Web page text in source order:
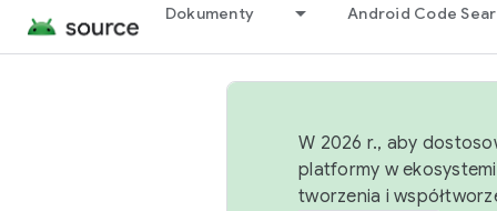
Dokumenty Android Code
W 2026 r., aby
platformy w
tworzenia i